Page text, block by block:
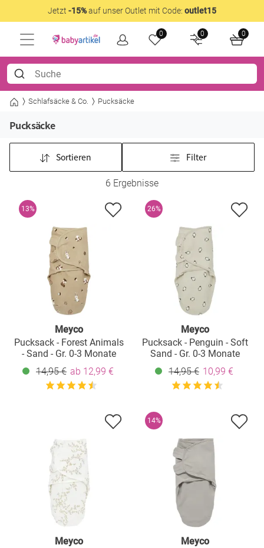
Jetzt -15%auf unser Outlet mit Code: outlet15
0 0 0
Schlafsäcke & Co. Pucksäcke
Pucksäcke
Sortieren Filter
6 Ergebnisse
13%
Meyco
Pucksack - Forest Animals
- Sand - Gr. 0-3 Monate
14,95 € ab 12,99 €
26%
Meyco
Pucksack - Penguin - Soft
Sand - Gr. 0-3 Monate
14,95 € 10,99 €
Meyco
14%
Meyco